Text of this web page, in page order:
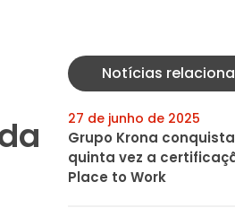
Notícias
27 de junho de 2025
Grupo Krona
quinta vez a
Place to Work